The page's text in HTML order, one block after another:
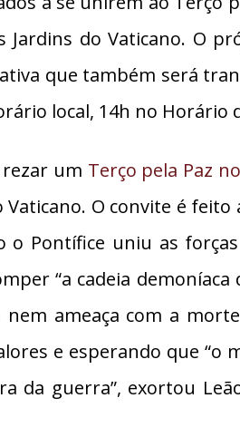
do Vaticano. O
que também será
local, 14h no Horário
rezar um Terço pela Paz
O convite é
o Pontífice uniu as
“a cadeia
ameaça com a
e esperando que
da guerra”, exortou